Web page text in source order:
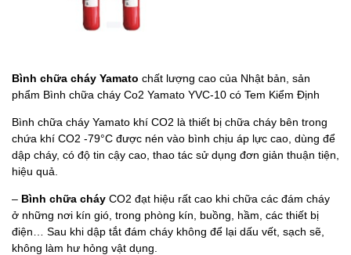
Bình chữa cháy Yamato chất lượng cao của Nhật bản, sản
phẩm Bình chữa cháy Co2 Yamato YVC-10 có Tem Kiểm Định
Bình chữa cháy Yamato khí CO2 là thiết bị chữa cháy bên trong
chứa khí CO2 -79°C được nén vào bình chịu áp lực cao, dùng để
dập cháy, có độ tin cậy cao, thao tác sử dụng đơn giản thuận tiện,
hiệu quả.
– Bình chữa cháy CO2 đạt hiệu rất cao khi chữa các đám cháy
ở những nơi kín gió, trong phòng kín, buồng, hầm, các thiết bị
điện… Sau khi dập tắt đám cháy không để lại dấu vết, sạch sẽ,
không làm hư hỏng vật dụng.